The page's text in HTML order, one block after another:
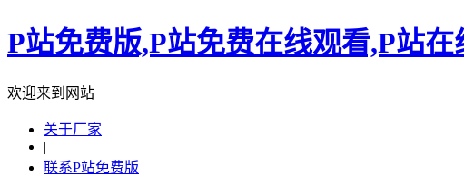
P站免费版,P站免费在线观看,P站
欢迎来到网站
关于厂家
|
联系P站免费版